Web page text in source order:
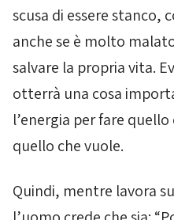
scusa di essere stanco,
anche se è molto
salvare la propria vita.
otterrà una cosa
l’energia per fare
quello che vuole.
Quindi, mentre lavora